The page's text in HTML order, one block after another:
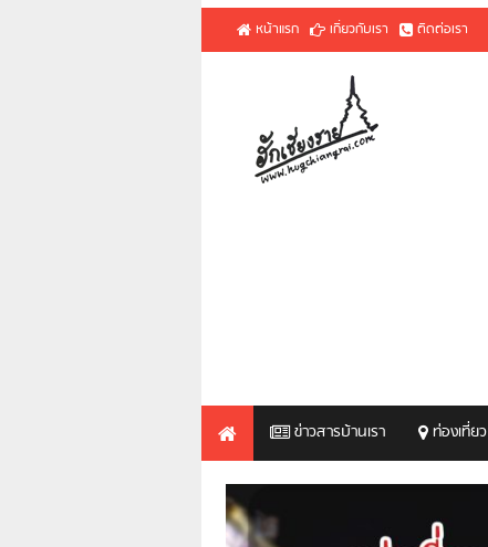
หน้าแรก เกี่ยวกับเรา ติดต่อเรา
ข่าวสารบ้านเรา ท่องเที่ยว